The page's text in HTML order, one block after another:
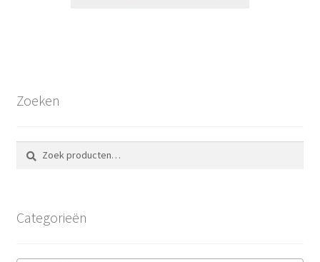
Zoeken
Zoeken
naar:
Zoeken
Categorieën